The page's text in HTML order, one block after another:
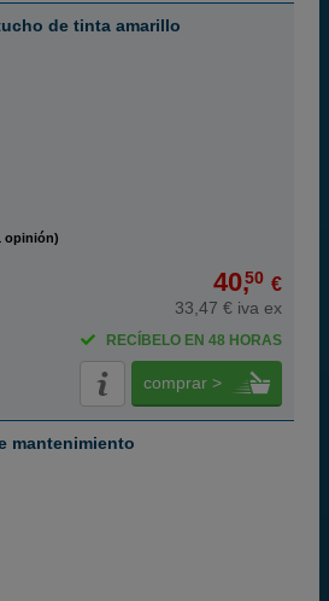
de tinta amarillo
opinión)
40,50 €
33,47 € iva ex
RECÍBELO EN 48 HORAS
comprar >
mantenimiento